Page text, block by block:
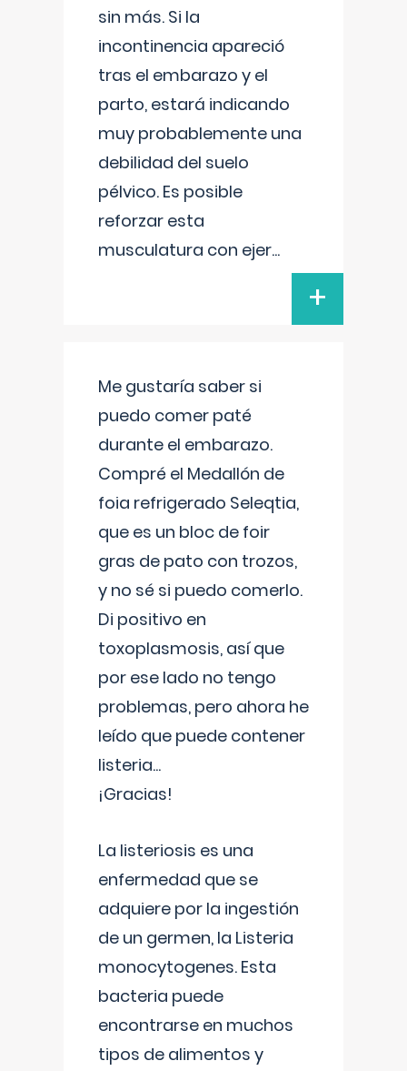
sin más. Si la
incontinencia apareció
tras el embarazo y el
parto, estará indicando
muy probablemente una
debilidad del suelo
pélvico. Es posible
reforzar esta
musculatura con ejer...
+
Me gustaría saber si
puedo comer paté
durante el embarazo.
Compré el Medallón de
foia refrigerado Seleqtia,
que es un bloc de foir
gras de pato con trozos,
y no sé si puedo comerlo.
Di positivo en
toxoplasmosis, así que
por ese lado no tengo
problemas, pero ahora he
leído que puede contener
listeria...
¡Gracias!
La listeriosis es una
enfermedad que se
adquiere por la ingestión
de un germen, la Listeria
monocytogenes. Esta
bacteria puede
encontrarse en muchos
tipos de alimentos y